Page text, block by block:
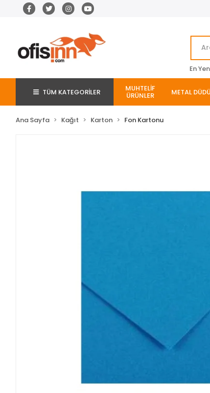
En
TÜM KATEGORİLER MUHTELİF
ÜRÜNLER METAL
Ana Sayfa Kağıt Karton Fon Kartonu